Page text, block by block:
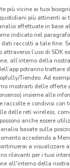
più vicine ai tuoi
più attinenti ai
effettuate in
indicato nel
raccolti a tale fine.
l’uso di SDK
all’interno della
potranno
Tiendeo. Ad
mostrarti delle offerte
insieme alle
raccolte e condivisi
delle reti wireless,
anche essere
basate sulla
accedendo a
a
rilevanti per i tuoi
all'interno della nostra